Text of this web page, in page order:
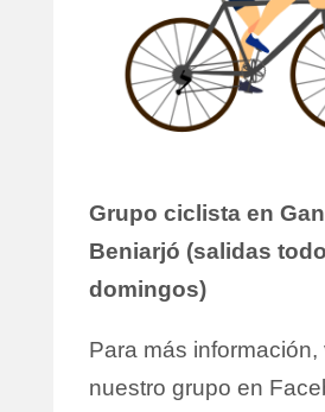
Grupo ciclista en
Beniarjó (salidas
domingos)
Para más información,
nuestro grupo en